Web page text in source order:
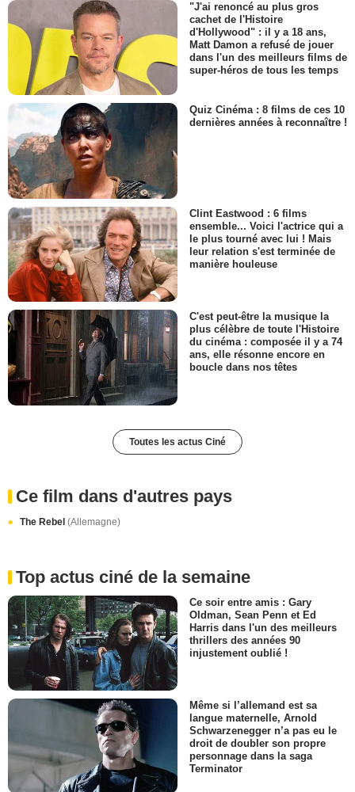
"J'ai renoncé au plus gros
cachet de l'Histoire
d'Hollywood" : il y a 18 ans,
Matt Damon a refusé de jouer
dans l'un des meilleurs films de
super-héros de tous les temps
Quiz Cinéma : 8 films de ces 10
dernières années à reconnaître !
Clint Eastwood : 6 films
ensemble... Voici l'actrice qui a
le plus tourné avec lui ! Mais
leur relation s'est terminée de
manière houleuse
C'est peut-être la musique la
plus célèbre de toute l'Histoire
du cinéma : composée il y a 74
ans, elle résonne encore en
boucle dans nos têtes
Toutes les actus Ciné
Ce film dans d'autres pays
The Rebel (Allemagne)
Top actus ciné de la semaine
Ce soir entre amis : Gary
Oldman, Sean Penn et Ed
Harris dans l'un des meilleurs
thrillers des années 90
injustement oublié !
Même si l’allemand est sa
langue maternelle, Arnold
Schwarzenegger n’a pas eu le
droit de doubler son propre
personnage dans la saga
Terminator